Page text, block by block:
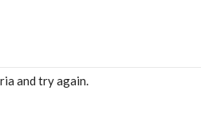
and try again.